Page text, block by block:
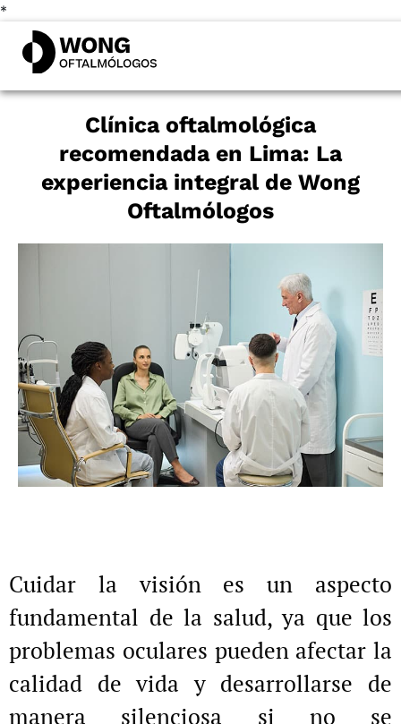
*
Clínica oftalmológica
recomendada en Lima: La
experiencia integral de Wong
Oftalmólogos
Cuidar la visión es un aspecto
fundamental de la salud, ya que los
problemas oculares pueden afectar la
calidad de vida y desarrollarse de
manera silenciosa si no se